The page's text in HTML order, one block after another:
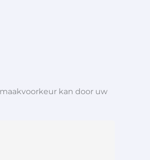
kan door uw